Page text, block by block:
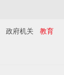
政府机关 教育